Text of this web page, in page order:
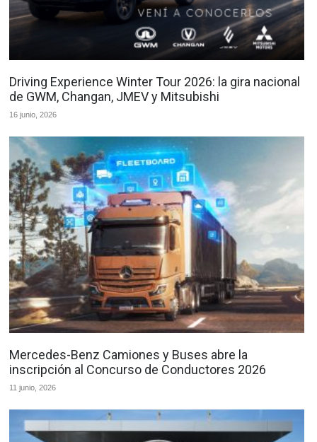
Driving Experience Winter Tour 2026: la gira nacional
de GWM, Changan, JMEV y Mitsubishi
16 junio, 2026
Mercedes-Benz Camiones y Buses abre la
inscripción al Concurso de Conductores 2026
11 junio, 2026